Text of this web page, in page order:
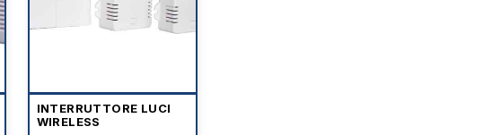
INTERRUTTORE LUCI
WIRELESS